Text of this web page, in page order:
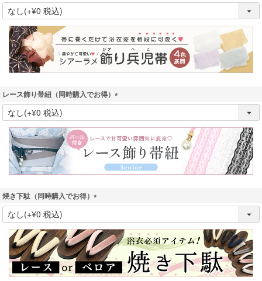
(
必
須
)
レース飾り帯紐（同時購入でお得）
(
必
須
)
焼き下駄（同時購入でお得）
(
必
須
)